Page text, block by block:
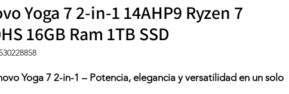
Yoga 7 2-in-1 14AHP9 Ryzen 7
16GB Ram 1TB SSD
Yoga 7 2-in-1 – Potencia, elegancia y versatilidad en un solo